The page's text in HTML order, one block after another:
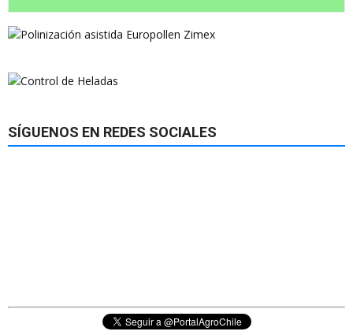
SÍGUENOS EN REDES SOCIALES